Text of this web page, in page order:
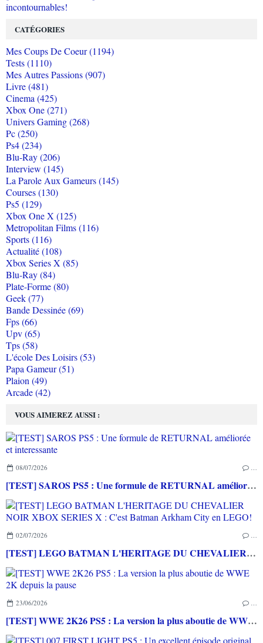
VOUS AIMEREZ AUSSI :
08/07/2026
[TEST] SAROS PS5 : Une formule de RETURNAL améliorée et interessante
02/07/2026
[TEST] LEGO BATMAN L'HERITAGE DU CHEVALIER NOIR XBOX SERIES X : C'est Batman Arkham City en LEGO!
23/06/2026
[TEST] WWE 2K26 PS5 : La version la plus aboutie de WWE 2K depuis la pause
incontournables!
CATÉGORIES
Mes Coups De Coeur (1194)
Tests (1110)
Mes Autres Passions (907)
Livre (481)
Cinema (425)
Xbox One (271)
Univers Gaming (268)
Pc (250)
Ps4 (234)
Blu-Ray (206)
Interview (145)
La Parole Aux Gameurs (145)
Courses (130)
Ps5 (129)
Xbox One X (125)
Metropolitan Films (116)
Sports (116)
Actualité (108)
Xbox Series X (85)
Blu-Ray (84)
Plate-Forme (80)
Geek (77)
Bande Dessinée (69)
Fps (66)
Upv (65)
Tps (58)
L'école Des Loisirs (53)
Papa Gameur (51)
Plaion (49)
Arcade (42)